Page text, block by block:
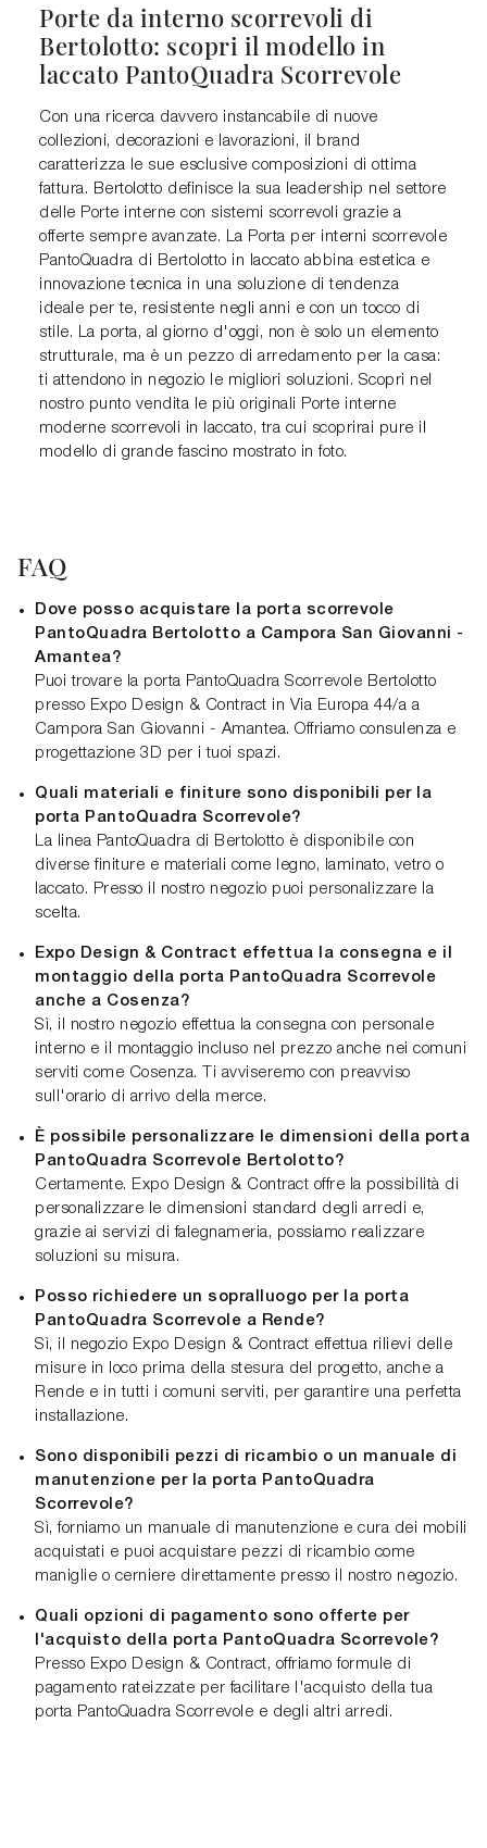
Porte da interno scorrevoli di
Bertolotto: scopri il modello in
laccato PantoQuadra Scorrevole
Con una ricerca davvero instancabile di nuove
collezioni, decorazioni e lavorazioni, il brand
caratterizza le sue esclusive composizioni di ottima
fattura. Bertolotto definisce la sua leadership nel settore
delle Porte interne con sistemi scorrevoli grazie a
offerte sempre avanzate. La Porta per interni scorrevole
PantoQuadra di Bertolotto in laccato abbina estetica e
innovazione tecnica in una soluzione di tendenza
ideale per te, resistente negli anni e con un tocco di
stile. La porta, al giorno d'oggi, non è solo un elemento
strutturale, ma è un pezzo di arredamento per la casa:
ti attendono in negozio le migliori soluzioni. Scopri nel
nostro punto vendita le più originali Porte interne
moderne scorrevoli in laccato, tra cui scoprirai pure il
modello di grande fascino mostrato in foto.
FAQ
Dove posso acquistare la porta scorrevole
PantoQuadra Bertolotto a Campora San Giovanni -
Amantea?
Puoi trovare la porta PantoQuadra Scorrevole Bertolotto
presso Expo Design & Contract in Via Europa 44/a a
Campora San Giovanni - Amantea. Offriamo consulenza e
progettazione 3D per i tuoi spazi.
Quali materiali e finiture sono disponibili per la
porta PantoQuadra Scorrevole?
La linea PantoQuadra di Bertolotto è disponibile con
diverse finiture e materiali come legno, laminato, vetro o
laccato. Presso il nostro negozio puoi personalizzare la
scelta.
Expo Design & Contract effettua la consegna e il
montaggio della porta PantoQuadra Scorrevole
anche a Cosenza?
Sì, il nostro negozio effettua la consegna con personale
interno e il montaggio incluso nel prezzo anche nei comuni
serviti come Cosenza. Ti avviseremo con preavviso
sull'orario di arrivo della merce.
È possibile personalizzare le dimensioni della porta
PantoQuadra Scorrevole Bertolotto?
Certamente. Expo Design & Contract offre la possibilità di
personalizzare le dimensioni standard degli arredi e,
grazie ai servizi di falegnameria, possiamo realizzare
soluzioni su misura.
Posso richiedere un sopralluogo per la porta
PantoQuadra Scorrevole a Rende?
Sì, il negozio Expo Design & Contract effettua rilievi delle
misure in loco prima della stesura del progetto, anche a
Rende e in tutti i comuni serviti, per garantire una perfetta
installazione.
Sono disponibili pezzi di ricambio o un manuale di
manutenzione per la porta PantoQuadra
Scorrevole?
Sì, forniamo un manuale di manutenzione e cura dei mobili
acquistati e puoi acquistare pezzi di ricambio come
maniglie o cerniere direttamente presso il nostro negozio.
Quali opzioni di pagamento sono offerte per
l'acquisto della porta PantoQuadra Scorrevole?
Presso Expo Design & Contract, offriamo formule di
pagamento rateizzate per facilitare l'acquisto della tua
porta PantoQuadra Scorrevole e degli altri arredi.